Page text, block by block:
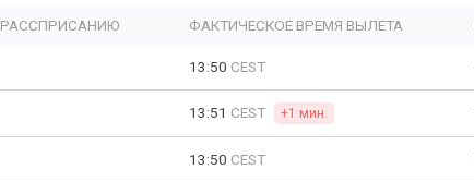
ФАКТИЧЕСКОЕ ВРЕМЯ ВЫЛЕТА
13:50 CEST
13:51 CEST +1 мин.
13:50 CEST